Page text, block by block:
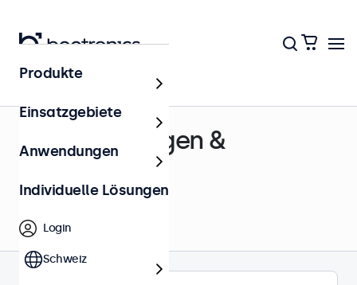
Rücksendungen &
Reparaturen
Produkte
Einsatzgebiete
Anwendungen
Individuelle Lösungen
Login
Schweiz